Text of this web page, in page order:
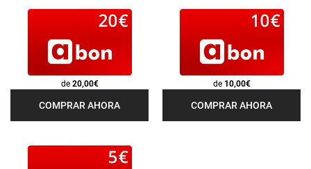
de20,00€
COMPRAR AHORA
de10,00€
COMPRAR AHORA